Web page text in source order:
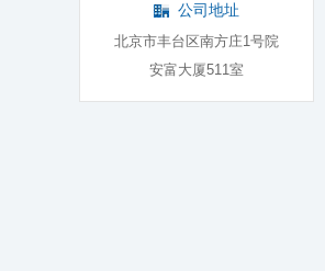
公司地址
北京市丰台区南方庄1号院
安富大厦511室